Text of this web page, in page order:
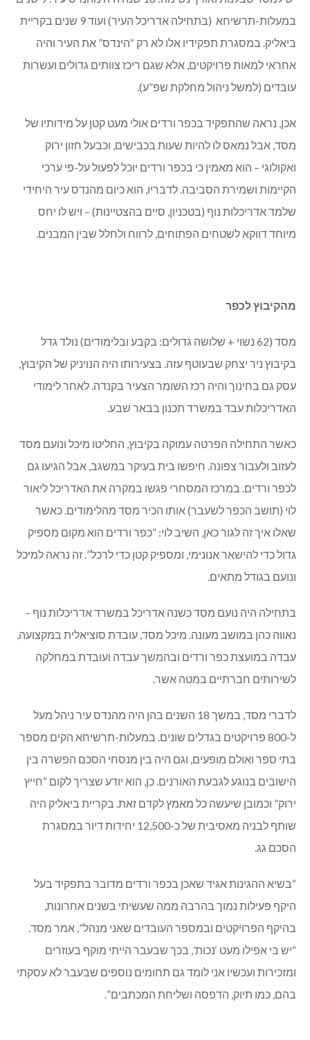
במעלות-תרשיחא (בתחילה אדריכל העיר) ועוד 9 שנים בקריית
ביאליק. במסגרת תפקידיו אלו לא רק “הינדס” את העיר והיה
אחראי למאות פרויקטים, אלא שגם ריכז צוותים גדולים ועשרות
עובדים (למשל ניהול מחלקת שפ”ע).
אכן, נראה שהתפקיד בכפר ורדים אולי מעט קטן על מידותיו של
מסד, אבל נמאס לו להיות שעות בכבישים, וכבעל חזון ירוק
ואקולוגי – הוא מאמין כי בכפר ורדים יוכל לפעול על-פי ערכי
הקיימות ושמירת הסביבה. לדבריו, הוא כיום מהנדס עיר היחידי
שלמד אדריכלות נוף (בטכניון, סיים בהצטיינות) – ויש לו יחס
מיוחד דווקא לשטחים הפתוחים, לרווח ולחלל שבין המבנים.
מהקיבוץ לכפר
מסד (62 נשוי + שלושה גדולים: בקבע ובלימודים) נולד גדל
בקיבוץ ניר יצחק שבעוטף עזה. בצעירותו היה הנויניק של הקיבוץ,
עסק גם בחינוך והיה רכז השומר הצעיר בקנדה. לאחר לימודי
האדריכלות עבד במשרד תכנון בבאר שבע.
כאשר התחילה הפרטה עמוקה בקיבוץ, החליטו מיכל ונועם מסד
לעזוב ולעבור צפונה. חיפשו בית בעיקר במשגב, אבל הגיעו גם
לכפר ורדים. במרכז המסחרי פגשו במקרה את האדריכל ליאור
לוי (תושב הכפר לשעבר) אותו הכיר מסד מהלימודים. כאשר
שאלו איך זה לגור כאן, השיב לוי: “כפר ורדים הוא מקום מספיק
גדול כדי להישאר אנונימי, ומספיק קטן כדי לרכל”. זה נראה למיכל
ונועם בגודל מתאים.
בתחילה היה נועם מסד כשנה אדריכל במשרד אדריכלות נוף –
נאווה כהן במושב מעונה. מיכל מסד, עובדת סוציאלית במקצועה,
עבדה במועצת כפר ורדים ובהמשך עבדה ועובדת במחלקה
לשירותים חברתיים במטה אשר.
לדברי מסד, במשך 18 השנים בהן היה מהנדס עיר ניהל מעל
ל-800 פרויקטים בגדלים שונים. במעלות-תרשיחא הקים מספר
בתי ספר ואולם מופעים, וגם היה בין מנסחי הסכם הפשרה בין
הישובים בנוגע לגבעת האורנים. כן, הוא יודע שצריך לקום “חייץ
ירוק” וכמובן שיעשה כל מאמץ לקדם זאת. בקריית ביאליק היה
שותף לבניה מאסיבית של כ-12,500 יחידות דיור במסגרת
הסכם גג.
“בשיא ההגינות אגיד שאכן בכפר ורדים מדובר בתפקיד בעל
היקף פעילות נמוך בהרבה ממה שעשיתי בשנים אחרונות,
בהיקף הפרויקטים ובמספר העובדים שאני מנהל”, אמר מסד.
“יש בי אפילו מעט ‘נכות’, בכך שבעבר הייתי מוקף בעוזרים
ומזכירות ועכשיו אני לומד גם תחומים נוספים שבעבר לא עסקתי
בהם, כמו תיוק, הדפסה ושליחת המכתבים”.